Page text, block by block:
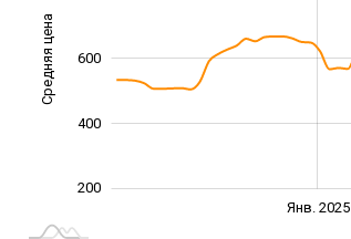
Средняя цена 1 000
200
400
600
Янв. 2025